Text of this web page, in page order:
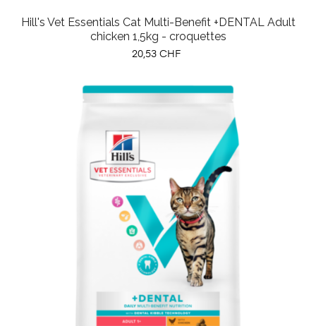
Hill's Vet Essentials Cat Multi-Benefit +DENTAL Adult
chicken 1,5kg - croquettes
Prix
20,53 CHF